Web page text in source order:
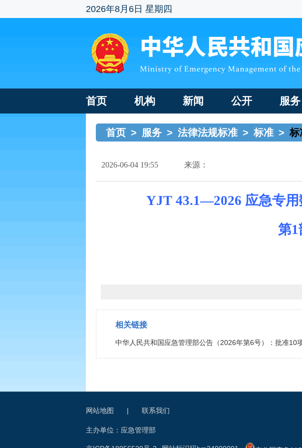
2026年8月6日 星期四
首页 机构 新闻 公开 服务
首页 > 服务 > 法律法规标准 > 标准 > 标
2026-06-04 19:55 来源：
YJT 43.1—2026 应急专用
第1
相关链接
中华人民共和国应急管理部公告（2026年第6号）：批准10
网站地图 | 联系我们
主办单位：应急管理部